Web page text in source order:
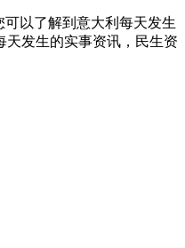
以了解到意大利每天发生
天发生的实事资讯，民生资